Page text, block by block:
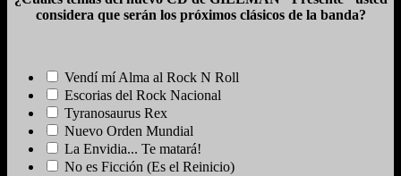
considera que serán los próximos clásicos de la banda?
Vendí mí Alma al Rock N Roll
Escorias del Rock Nacional
Tyranosaurus Rex
Nuevo Orden Mundial
La Envidia... Te matará!
No es Ficción (Es el Reinicio)